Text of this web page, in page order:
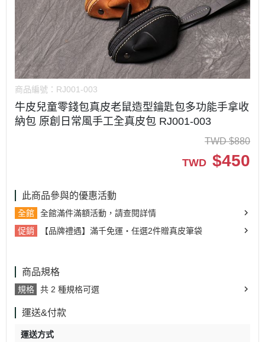
商品編號： RJ001-003
牛皮兒童零錢包真皮老鼠造型鑰匙包多功能手拿收
納包 原創日常風手工全真皮包 RJ001-003
TWD $880
TWD $450
此商品參與的優惠活動
全館
全館滿件滿額活動，請查閱詳情
促銷
【品牌禮遇】滿千免運・任選2件贈真皮筆袋
商品規格
規格 共 2 種規格可選
運送&付款
運送方式